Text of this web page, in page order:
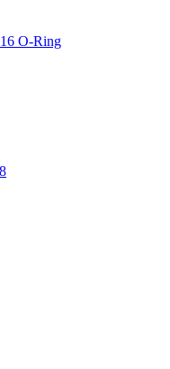
O-Ring